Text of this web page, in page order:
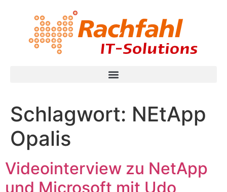
Schlagwort: NEtApp
Opalis
Videointerview zu NetApp
und Microsoft mit Udo